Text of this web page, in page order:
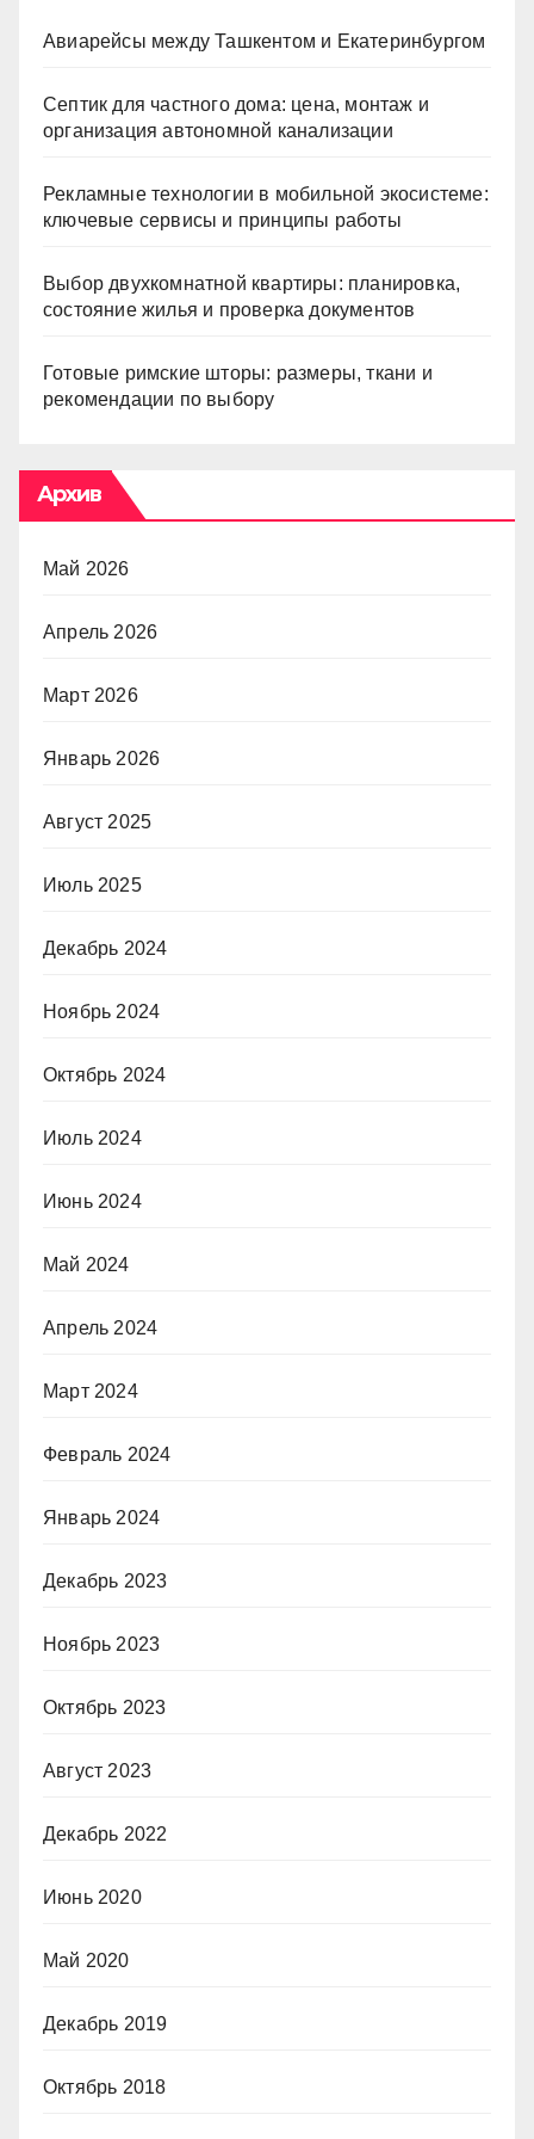
Авиарейсы между Ташкентом и Екатеринбургом
Септик для частного дома: цена, монтаж и
организация автономной канализации
Рекламные технологии в мобильной экосистеме:
ключевые сервисы и принципы работы
Выбор двухкомнатной квартиры: планировка,
состояние жилья и проверка документов
Готовые римские шторы: размеры, ткани и
рекомендации по выбору
Архив
Май 2026
Апрель 2026
Март 2026
Январь 2026
Август 2025
Июль 2025
Декабрь 2024
Ноябрь 2024
Октябрь 2024
Июль 2024
Июнь 2024
Май 2024
Апрель 2024
Март 2024
Февраль 2024
Январь 2024
Декабрь 2023
Ноябрь 2023
Октябрь 2023
Август 2023
Декабрь 2022
Июнь 2020
Май 2020
Декабрь 2019
Октябрь 2018